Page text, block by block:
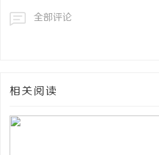
全部评论
相关阅读